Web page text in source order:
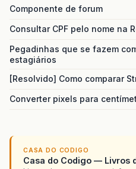
Componente de forum
Consultar CPF pelo nome na
Pegadinhas que se fazem
estagiários
[Resolvido] Como comparar
Converter pixels para
CASA DO CODIGO
Casa do Codigo — Livros